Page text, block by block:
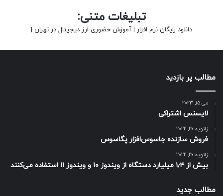
تبلیغات متنی:
دانلود رایگان نرم افزار | آموزش حضوری ارز دیجیتال در تهران |
مطالب پر بازدید
می 15, 2023
لایسنس اشتراکی
ژانویه 26, 2022
فروش سازنده جاسوس‌افزار پگاسوس
ژانویه 26, 2022
بیش از ۱٫۴ میلیارد دستگاه از ویندوز ۱۰ و ویندوز ۱۱ استفاده می‌کنند
مطالب جدید